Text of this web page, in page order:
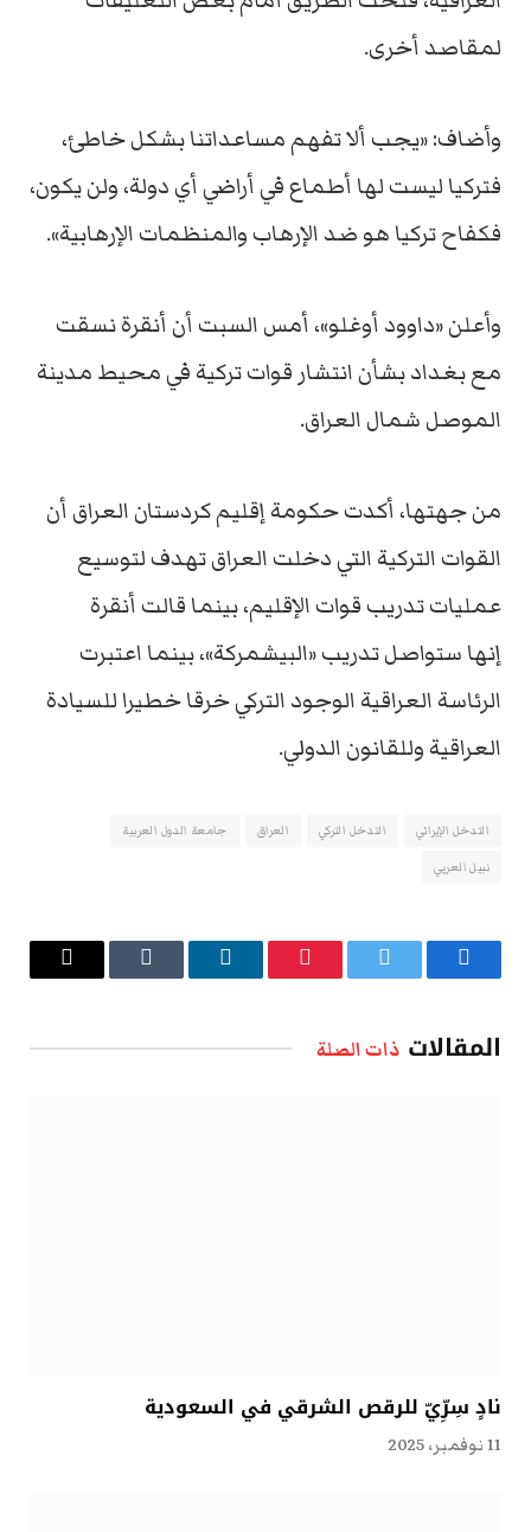
لمقاصد أخرى.
وأضاف: «يجب ألا تفهم مساعداتنا بشكل خاطئ،
فتركيا ليست لها أطماع في أراضي أي دولة، ولن يكون،
فكفاح تركيا هو ضد الإرهاب والمنظمات الإرهابية».
وأعلن «داوود أوغلو»، أمس السبت أن أنقرة نسقت
مع بغداد بشأن انتشار قوات تركية في محيط مدينة
الموصل شمال العراق.
من جهتها، أكدت حكومة إقليم كردستان العراق أن
القوات التركية التي دخلت العراق تهدف لتوسيع
عمليات تدريب قوات الإقليم، بينما قالت أنقرة
إنها ستواصل تدريب «البيشمركة»، بينما اعتبرت
الرئاسة العراقية الوجود التركي خرقا خطيرا للسيادة
العراقية وللقانون الدولي.
التدخل الإيراني التدخل التركي العراق
جامعة الدول العربية
نبيل العربي
فيسبوك تويتر بينتيريستلينكدإن Tumblr
البريد
المقالات ذات الصلة
نادٍ سِرِّيّ للرقص الشرقي في السعودية
11 نوفمبر، 2025